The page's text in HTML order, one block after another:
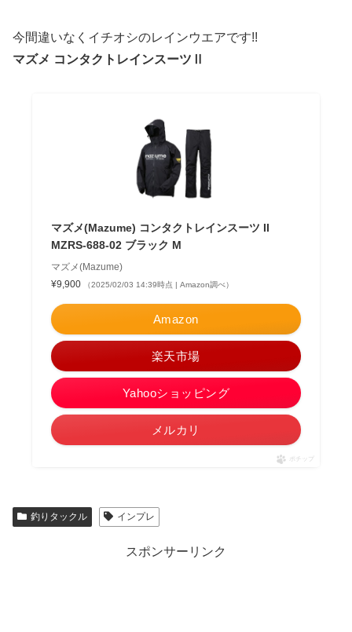
今間違いなくイチオシのレインウエアです!!
マズメ コンタクトレインスーツⅡ
マズメ(Mazume) コンタクトレインスーツ II
MZRS-688-02 ブラック M
マズメ(Mazume)
¥9,900
（2025/02/03 14:39時点 | Amazon調べ）
Amazon
楽天市場
Yahooショッピング
メルカリ
ポチップ
釣りタックル インプレ
スポンサーリンク